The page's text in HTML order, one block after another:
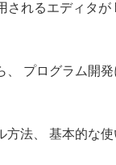
されるエディタが
プログラム開
法、 基本的な使